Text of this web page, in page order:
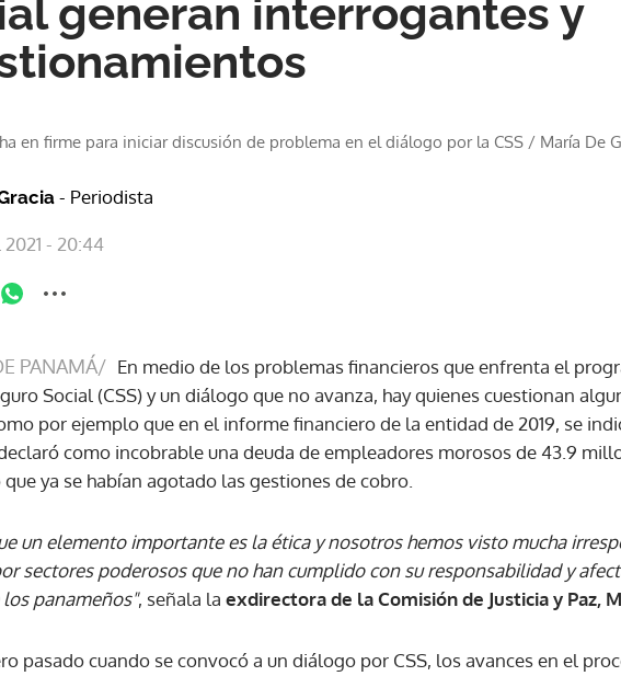
generan interrogantes y
en firme para iniciar discusión de problema en el diálogo por la CSS / María De
- Periodista
- 20:44
PANAMÁ/ En medio de los problemas financieros que enfrenta el
Social (CSS) y un diálogo que no avanza, hay quienes cuestionan
por ejemplo que en el informe financiero de la entidad de 2019, se
como incobrable una deuda de empleadores morosos de 43.9
ya se habían agotado las gestiones de cobro.
un elemento importante es la ética y nosotros hemos visto mucha
sectores poderosos que no han cumplido con su responsabilidad y
panameños", señala la exdirectora de la Comisión de Justicia y Paz,
pasado cuando se convocó a un diálogo por CSS, los avances en el